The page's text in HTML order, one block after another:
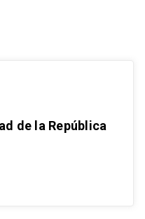
de la República